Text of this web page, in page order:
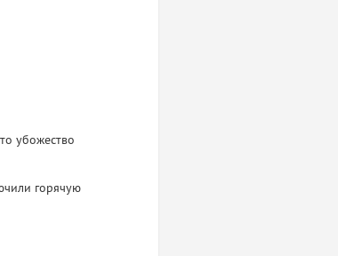
убожество
горячую